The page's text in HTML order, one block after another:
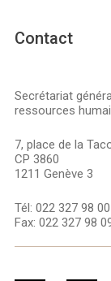
Contact
Secrétariat
ressources
7, place de la
CP 3860
1211 Genève 3
Tél: 022 327 98 00
Fax: 022 327 98